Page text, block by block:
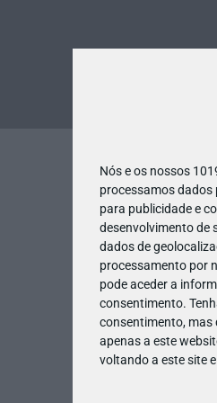
Nós e os nossos
processamos
para publicidade e
desenvolvimento de
dados de
processamento por
pode aceder a
consentimento.
consentimento, mas
apenas a este
voltando a este site